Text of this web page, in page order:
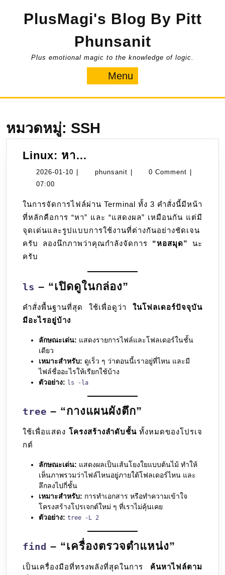
PlusMagi's Blog By Pitt
Phunsanit
Plus emotional magic to the knowledge of logic.
Menu
หมวดหมู่: SSH
Linux: หา…
หา…
2026-01-10 2026- phunsanit phunsanit0 Comment
07:00
ในการจัดการไฟล์ผ่าน Terminal ทั้ง 3 คำสั่งนี้มีหน้า
ที่หลักคือการ “หา” และ “แสดงผล” เหมือนกัน แต่มี
จุดเด่นและรูปแบบการใช้งานที่ต่างกันอย่างชัดเจน
ครับ ลองนึกภาพว่าคุณกำลังจัดการ “หอสมุด”
นะ
ครับ
ls – “เปิดดูในกล่อง”
คำสั่งพื้นฐานที่สุด ใช้เพื่อดูว่า ในโฟลเดอร์ปัจจุบัน
มีอะไรอยู่บ้าง
ลักษณะเด่น: แสดงรายการไฟล์และโฟลเดอร์ในชั้น
เดียว
เหมาะสำหรับ: ดูเร็ว ๆ ว่าตอนนี้เราอยู่ที่ไหน และมี
ไฟล์ชื่ออะไรให้เรียกใช้บ้าง
ตัวอย่าง: ls -la
tree – “กางแผนผังตึก”
ใช้เพื่อแสดง โครงสร้างลำดับชั้น ทั้งหมดของโปรเจ
กต์
ลักษณะเด่น: แสดงผลเป็นเส้นโยงใยแบบต้นไม้ ทำให้
เห็นภาพรวมว่าไฟล์ไหนอยู่ภายใต้โฟลเดอร์ไหน และ
ลึกลงไปกี่ชั้น
เหมาะสำหรับ: การทำเอกสาร หรือทำความเข้าใจ
โครงสร้างโปรเจกต์ใหม่ ๆ ที่เราไม่คุ้นเคย
ตัวอย่าง: tree -L 2
find – “เครื่องตรวจตำแหน่ง”
เป็นเครื่องมือที่ทรงพลังที่สุดในการ ค้นหาไฟล์ตาม